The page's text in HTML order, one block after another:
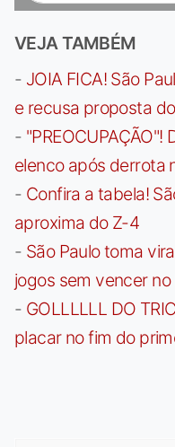
VEJA TAMBÉM
- JOIA FICA! São
e recusa proposta
-
elenco após derrota
- Confira a tabela!
aproxima do Z-4
- São Paulo toma
jogos sem vencer no
- GOLLLLLL DO
placar no fim do